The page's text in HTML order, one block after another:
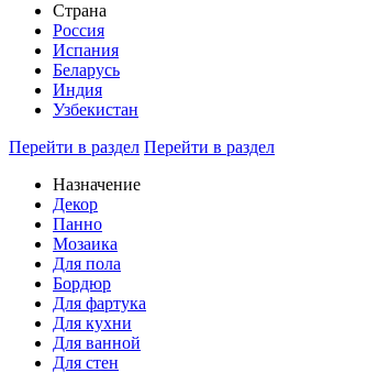
Страна
Россия
Испания
Беларусь
Индия
Узбекистан
Перейти в раздел Перейти в раздел
Назначение
Декор
Панно
Мозаика
Для пола
Бордюр
Для фартука
Для кухни
Для ванной
Для стен